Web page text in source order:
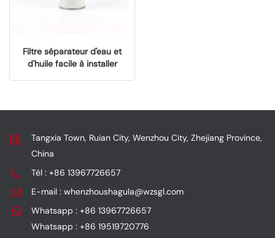
Filtre séparateur d'eau et
d'huile facile à installer
Tangxia Town, Ruian City, Wenzhou City, Zhejiang Province,
China
Tél : +86 13967726657
E-mail : whenzhoushagula@wzsgl.com
Whatsapp : +86 13967726657
Whatsapp : +86 19519720776